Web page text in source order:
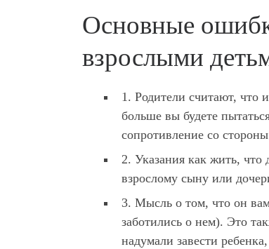
Основные
взрослыми
1. Родители считают, что
больше вы будете
сопротивление со
2. Указания как жить, что
взрослому сыну или
3. Мысль о том, что он вам
заботились о нем). Это
надумали завести